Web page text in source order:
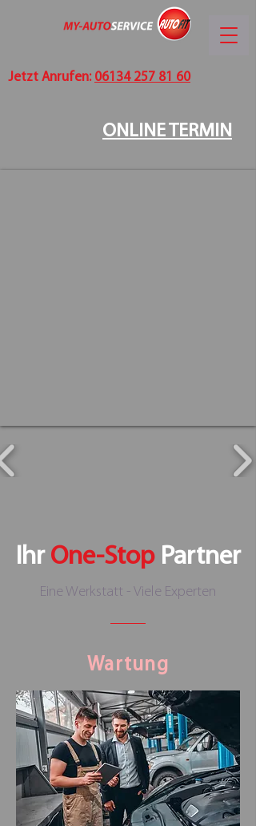
ONLINE TERMIN
Jetzt Anrufen: 06134 257 81 60
Ihr One-StopPartner
Eine Werkstatt - Viele Experten
Wartung